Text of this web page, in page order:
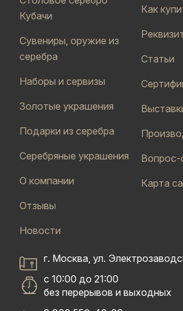
Кубачи
Сувениры, оружие из
серебра
Наборы и сервизы
Золотые украшения
Подарки из серебра
Серебряные украшения
О компании
Отзывы
Новости
Как
Статьи
Вопрос-
Карта
г. Москва, ул.
с 10:00 до 21:00
без перерывов и выходных